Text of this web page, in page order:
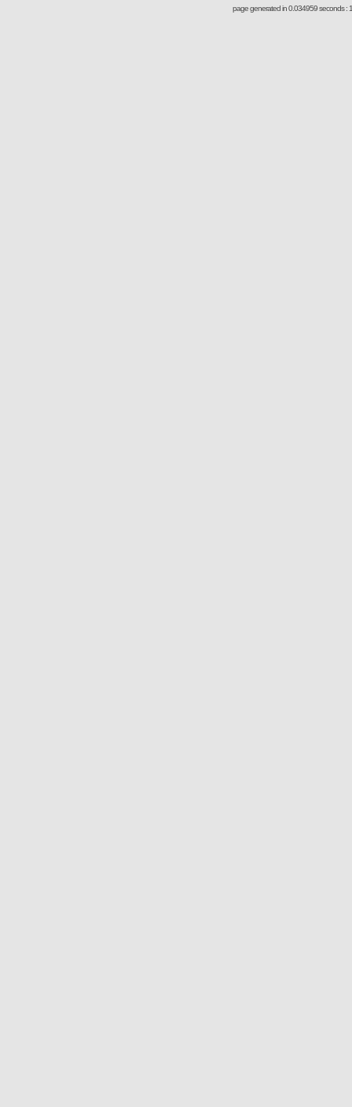
page generated in 0.034959 seconds :